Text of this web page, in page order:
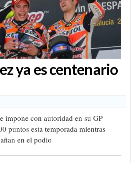
ya es centenario
impone con autoridad en su GP
puntos esta temporada mientras
en el podio